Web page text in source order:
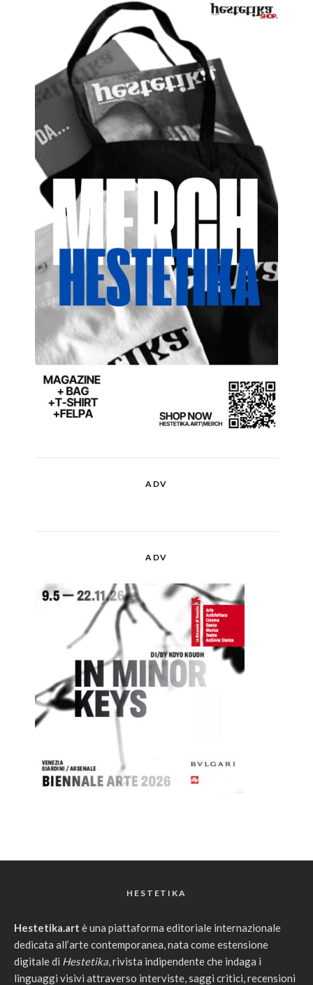
ADV
ADV
HESTETIKA
Hestetika.art è una piattaforma editoriale internazionale
dedicata all’arte contemporanea, nata come estensione
digitale di Hestetika, rivista indipendente che indaga i
linguaggi visivi attraverso interviste, saggi critici, recensioni